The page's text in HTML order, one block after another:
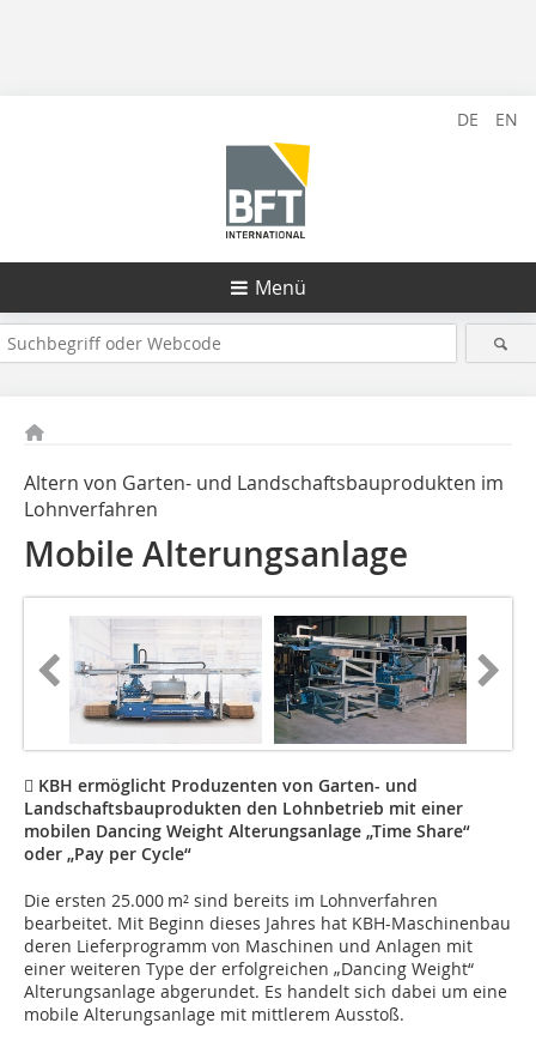
DE EN
Menü
Altern von Garten- und Landschaftsbauprodukten im
Lohnverfahren
Mobile Alterungsanlage
 KBH ermöglicht Produzenten von Garten- und
Landschaftsbauprodukten den Lohnbetrieb mit einer
mobilen Dancing Weight Alterungsanlage „Time Share“
oder „Pay per Cycle“
Die ersten 25.000 m² sind bereits im Lohnverfahren
bearbeitet. Mit Beginn dieses Jahres hat KBH-Maschinenbau
deren Lieferprogramm von Maschinen und Anlagen mit
einer weiteren Type der erfolgreichen „Dancing Weight“
Alterungsanlage abgerundet. Es handelt sich dabei um eine
mobile Alterungsanlage mit mittlerem Ausstoß.